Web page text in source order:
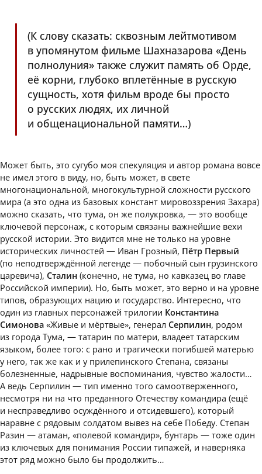
(К слову сказать: сквозным лейтмотивом
в упомянутом фильме Шахназарова «День
полнолуния» также служит память об Орде,
её корни, глубоко вплетённые в русскую
сущность, хотя фильм вроде бы просто
о русских людях, их личной
и общенациональной памяти…)
Может быть, это сугубо моя спекуляция и автор романа вовсе
не имел этого в виду, но, быть может, в свете
многонациональной, многокультурной сложности русского
мира (а это одна из базовых констант мировоззрения Захара)
можно сказать, что тума, он же полукровка, — это вообще
ключевой персонаж, с которым связаны важнейшие вехи
русской истории. Это видится мне не только на уровне
исторических личностей — Иван Грозный, Пётр Первый
(по неподтверждённой легенде — побочный сын грузинского
царевича), Сталин (конечно, не тума, но кавказец во главе
Российской империи). Но, быть может, это верно и на уровне
типов, образующих нацию и государство. Интересно, что
один из главных персонажей трилогии Константина
Симонова «Живые и мёртвые», генерал Серпилин, родом
из города Тума, — татарин по матери, владеет татарским
языком, более того: с рано и трагически погибшей матерью
у него, так же как и у прилепинского Степана, связаны
болезненные, надрывные воспоминания, чувство жалости…
А ведь Серпилин — тип именно того самоотверженного,
несмотря ни на что преданного Отечеству командира (ещё
и несправедливо осуждённого и отсидевшего), который
наравне с рядовым солдатом вывез на себе Победу. Степан
Разин — атаман, «полевой командир», бунтарь — тоже один
из ключевых для понимания России типажей, и наверняка
этот ряд можно было бы продолжить…